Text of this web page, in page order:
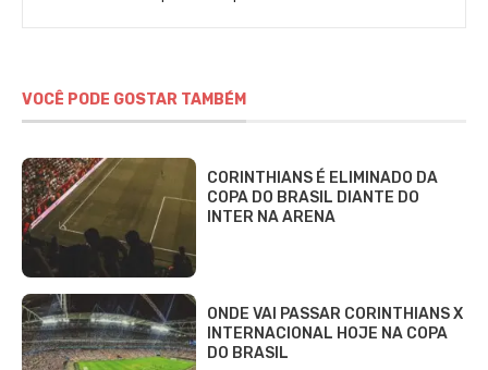
VOCÊ PODE GOSTAR TAMBÉM
CORINTHIANS É ELIMINADO DA
COPA DO BRASIL DIANTE DO
INTER NA ARENA
ONDE VAI PASSAR CORINTHIANS X
INTERNACIONAL HOJE NA COPA
DO BRASIL